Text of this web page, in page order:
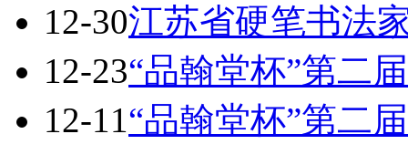
12-30江苏省硬笔书法
12-23“品翰堂杯”第二
12-11“品翰堂杯”第二